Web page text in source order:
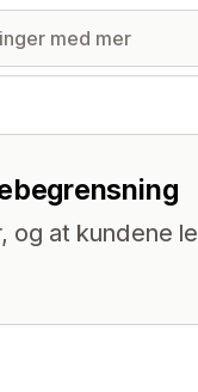
og at kundene